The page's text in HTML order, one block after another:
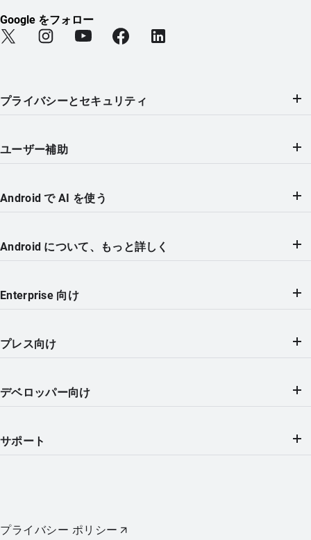
Google をフォロー
Find Android on Twitter (新しいタブで開きます)
Find Android on Instagram (新しいタブで開きます)
Find Android on YouTube (新しいタブで開きま
Find Android on Facebook (新しいタブ
Find Android on LinkedIn (新し
プライバシーとセキュリティ
ユーザー補助
Android で AI を使う
Android について、もっと詳しく
Enterprise 向け
プレス向け
デベロッパー向け
サポート
プライバシー ポリシー